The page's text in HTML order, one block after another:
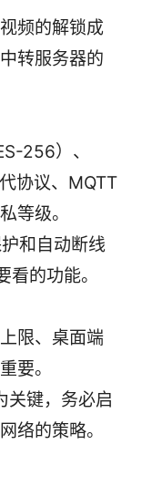
频的解锁成
转服务器的
256）、
协议、MQTT
等级。
和自动断线
的功能。
限、桌面端
要。
关键，务必启
络的策略。